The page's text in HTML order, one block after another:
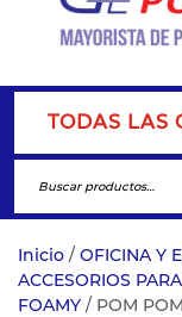
TODAS LAS
Inicio / OFICINA Y
ACCESORIOS
FOAMY / POM